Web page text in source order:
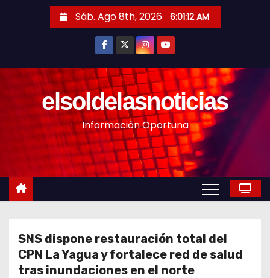
n
Sáb. Ago 8th, 2026 6:01:14 AM
elsoldelasnoticias
Información Oportuna
SNS dispone restauración total del
CPN La Yagua y fortalece red de salud
tras inundaciones en el norte